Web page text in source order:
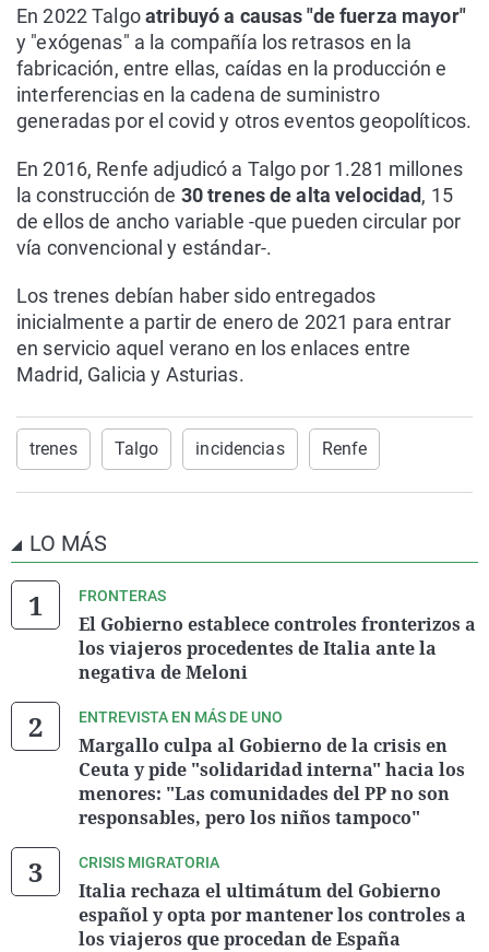
En 2022 Talgoatribuyó a causas "de fuerza mayor"
y "exógenas" a la compañía los retrasos en la
fabricación, entre ellas, caídas en la producción e
interferencias en la cadena de suministro
generadas por el covid y otros eventos geopolíticos.
En 2016, Renfe adjudicó a Talgo por 1.281 millones
la construcción de 30 trenes de alta velocidad, 15
de ellos de ancho variable -que pueden circular por
vía convencional y estándar-.
Los trenes debían haber sido entregados
inicialmente a partir de enero de 2021 para entrar
en servicio aquel verano en los enlaces entre
Madrid, Galicia y Asturias.
trenes Talgo incidencias Renfe
LO MÁS
FRONTERAS
El Gobierno establece controles fronterizos a
los viajeros procedentes de Italia ante la
negativa de Meloni
ENTREVISTA EN MÁS DE UNO
Margallo culpa al Gobierno de la crisis en
Ceuta y pide "solidaridad interna" hacia los
menores: "Las comunidades del PP no son
responsables, pero los niños tampoco"
CRISIS MIGRATORIA
Italia rechaza el ultimátum del Gobierno
español y opta por mantener los controles a
los viajeros que procedan de España